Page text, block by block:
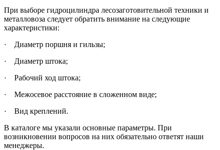
При выборе гидроцилиндра лесозаготовительной техники и
металловоза следует обратить внимание на следующие
характеристики:
· Диаметр поршня и гильзы;
· Диаметр штока;
· Рабочий ход штока;
· Межосевое расстояние в сложенном виде;
· Вид креплений.
В каталоге мы указали основные параметры. При
возникновении вопросов на них обязательно ответят наши
менеджеры.